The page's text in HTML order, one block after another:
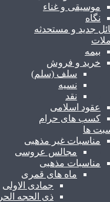
موسیقی و غناء
نگاه
جدید و مستحدثه
بیمه
خرید و فروش
سلف (سلم)
نسیه
نقد
عقود اسلامی
کسب های حرام
ها
مناسبات غیر مذهبی
مجالس عروسی
مناسبات مذهبی
ماه های قمری
جمادی الاولی
ذی الحجه الحرام